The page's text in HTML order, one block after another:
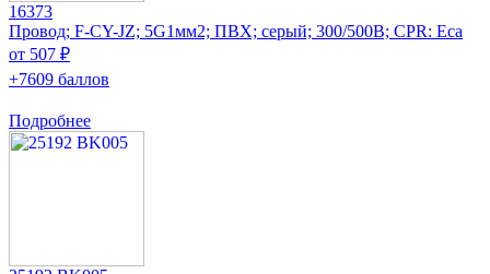
16373
Провод; F-CY-JZ; 5G1мм2; ПВХ; серый; 300/500В; CPR: Eca
от 507 ₽
+7609 баллов
Подробнее